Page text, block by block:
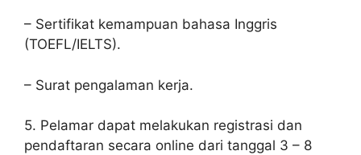
– Sertifikat kemampuan bahasa Inggris
(TOEFL/IELTS).
– Surat pengalaman kerja.
5. Pelamar dapat melakukan registrasi dan
pendaftaran secara online dari tanggal 3 – 8